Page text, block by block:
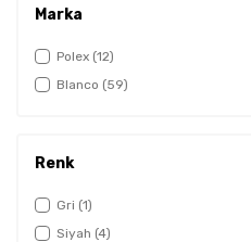
Marka
Polex (12)
Blanco (59)
Renk
Gri (1)
Siyah (4)